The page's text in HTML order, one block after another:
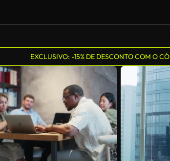
EXCLUSIVO: -15% DE DESCONTO COM O